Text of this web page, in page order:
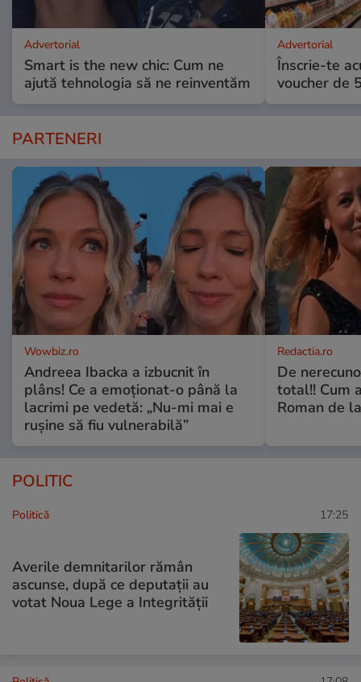
Advertorial
Smart is the new chic: Cum ne
ajută tehnologia să ne reinventăm
Advertorial
Înscrie-te
voucher de
PARTENERI
Wowbiz.ro
Andreea Ibacka a izbucnit în
plâns! Ce a emoționat-o până la
lacrimi pe vedetă: „Nu-mi mai e
rușine să fiu vulnerabilă”
Redactia.ro
De
total!! Cum
Roman de
POLITIC
Politică 17:25
Averile demnitarilor rămân
ascunse, după ce deputații au
votat Noua Lege a Integrității